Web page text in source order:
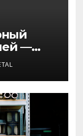
—
работ